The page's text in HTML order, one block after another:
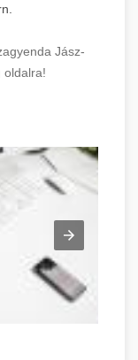
Jász-
oldalra!